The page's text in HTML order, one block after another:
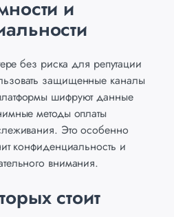
и
без риска для репутации
защищенные каналы
шифруют данные
методы оплаты
Это особенно
конфиденциальность и
внимания.
стоит
of Ganpati Makars &
– crafted for a truly
celebration.
elegance, and the